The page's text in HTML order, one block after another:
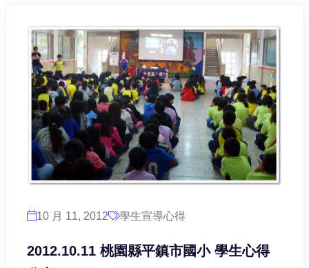
10 月 11, 2012 學生宣導心得
2012.10.11 桃園縣平鎮市國小 學生心得